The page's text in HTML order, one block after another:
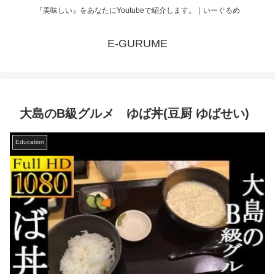
『美味しい』をあなたにYoutubeで紹介します。｜いーぐるめ
E-GURUME
大島のB級グルメ ゆば丼(豆厨 ゆばせい)
Education